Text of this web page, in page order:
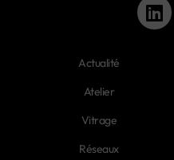
Actualité
Atelier
Vitrage
Réseaux